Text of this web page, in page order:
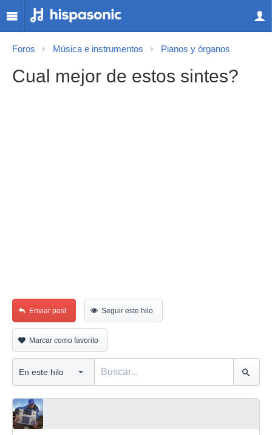
Foros Música e instrumentos Pianos y órganos
Cual mejor de estos sintes?
Enviar post Seguir este hilo
Marcar como favorito